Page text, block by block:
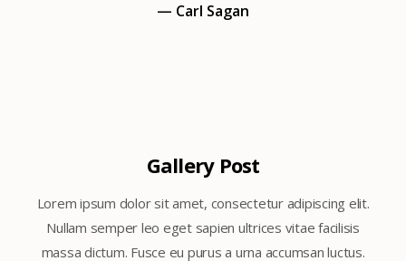
— Carl Sagan
Gallery Post
Lorem ipsum dolor sit amet, consectetur adipiscing elit.
Nullam semper leo eget sapien ultrices vitae facilisis
massa dictum. Fusce eu purus a urna accumsan luctus.